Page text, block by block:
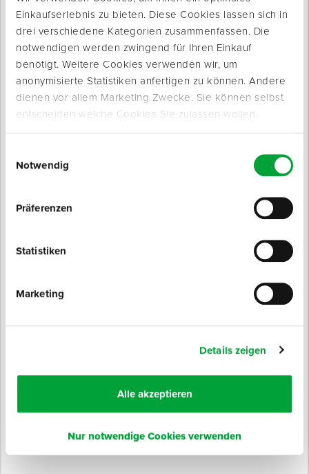
Einkaufserlebnis zu bieten. Diese Cookies lassen sich in
drei verschiedene Kategorien zusammenfassen. Die
notwendigen werden zwingend für Ihren Einkauf
benötigt. Weitere Cookies verwenden wir, um
anonymisierte Statistiken anfertigen zu können. Andere
dienen vor allem Marketing Zwecke. Sie können selbst
entscheiden welche Cookies Sie zulassen wollen.
Notwendig
Präferenzen
Statistiken
Marketing
Details zeigen
Alle akzeptieren
Nur notwendige Cookies verwenden
Produktinfo
Werkzeugstahl.
Für präzise und gerade Schnitte durch Stahlrohre, Stahlprofile,
Buntmetall (3 - 12 mm) und Holz mit Metallanteilen (< 175 mm).
herkömmliche Abbruch-Sägeblätter.
Speziell für den Abbruch
Zähne gefräst und geschränkt
Hohe Zähigkeit, Arbeitshärte und Lebensdauer
Hergestellt in Deutschland